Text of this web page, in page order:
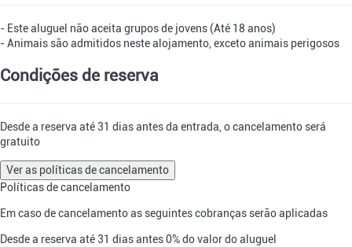
- Este aluguel não aceita grupos de jovens (Até 18 anos)
- Animais são admitidos neste alojamento, exceto animais perigosos
Condições de reserva
Desde a reserva até 31 dias antes da entrada, o cancelamento será
gratuito
Ver as políticas de cancelamento
Políticas de cancelamento
Em caso de cancelamento as seguintes cobranças serão aplicadas
Desde a reserva até 31 dias antes0% do valor do aluguel